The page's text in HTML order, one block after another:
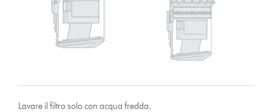
Lavare il filtro solo con acqua fredda.